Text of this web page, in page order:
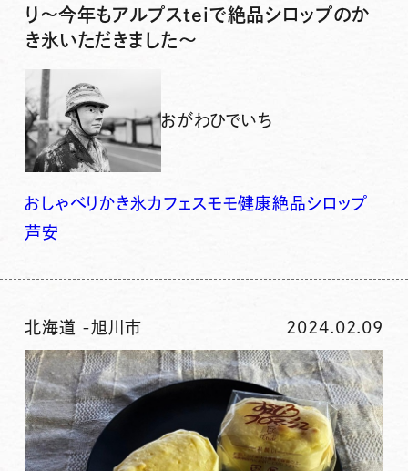
り〜今年もアルプスteiで絶品シロップのか
き氷いただきました〜
おがわひでいち
おしゃべりかき氷 カフェ スモモ健康絶品シロップ
芦安
北海道 -旭川市 2024.02.09